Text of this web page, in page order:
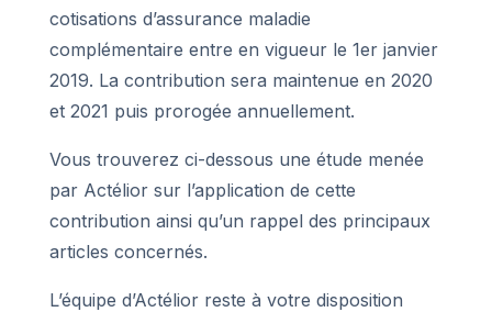
cotisations d’assurance maladie
complémentaire entre en vigueur le 1er janvier
2019. La contribution sera maintenue en 2020
et 2021 puis prorogée annuellement.
Vous trouverez ci-dessous une étude menée
par Actélior sur l’application de cette
contribution ainsi qu’un rappel des principaux
articles concernés.
L’équipe d’Actélior reste à votre disposition